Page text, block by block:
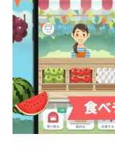
品種： 安納紅（
規格： Mサイズ
内容： 1kgあた
特徴： 使いやす
番サイズ”